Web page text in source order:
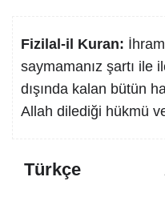
Fizilal-il Kuran:
saymamanız şartı ile
dışında kalan bütün
Allah dilediği hükmü
Türkçe